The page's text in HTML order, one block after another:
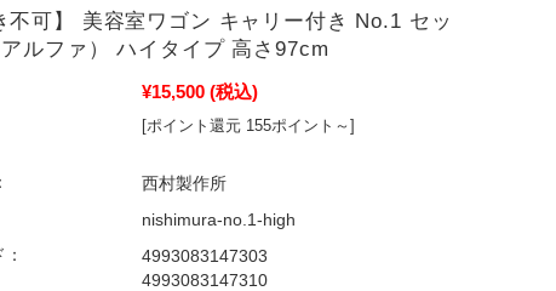
不可】 美容室ワゴン キャリー付き No.1 セッ
アルファ） ハイタイプ 高さ97cm
¥15,500 (税込)
[ポイント還元 155ポイント～]
西村製作所
nishimura-no.1-high
4993083147303
4993083147310